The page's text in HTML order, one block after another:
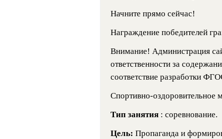
Начните прямо сейчас!
Награждение победителей
Внимание! Администрация
ответственности за
соответствие разработки
Спортивно-
Тип занятия : соревнование.
Цель: Пропаганда и